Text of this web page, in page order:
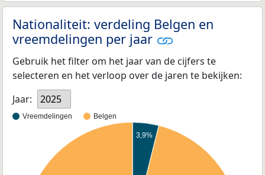
Nationaliteit: verdeling Belgen en
vreemdelingen per jaar
Gebruik het filter om het jaar van de cijfers te
selecteren en het verloop over de jaren te bekijken:
Jaar:
2025
Vreemdelingen Belgen
3,9%